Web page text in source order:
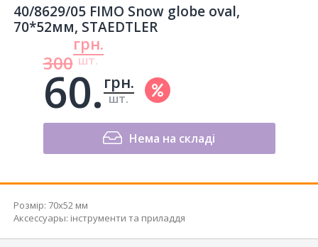
40/8629/05 FIMO Snow globe oval,
70*52мм, STAEDTLER
300
грн.
шт.
60. грн.
шт.
Нема на складі
Розмір: 70x52 мм
Аксессуары: інструменти та приладдя